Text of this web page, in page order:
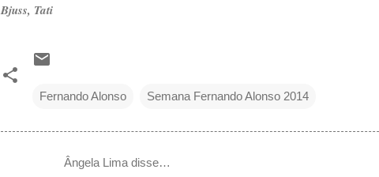
Bjuss, Tati
Fernando Alonso Semana Fernando Alonso 2014
Ângela Lima disse…